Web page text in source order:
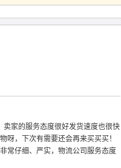
卖家的服务态度很好发货速度也很快
呀，下次有需要还会再来买买买！
常仔细、严实，物流公司服务态度